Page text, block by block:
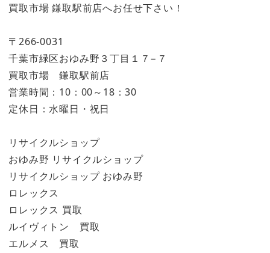
買取市場 鎌取駅前店へお任せ下さい！
〒266-0031
千葉市緑区おゆみ野３丁目１７−７
買取市場 鎌取駅前店
営業時間：10：00～18：30
定休日：水曜日・祝日
リサイクルショップ
おゆみ野 リサイクルショップ
リサイクルショップ おゆみ野
ロレックス
ロレックス 買取
ルイヴィトン 買取
エルメス 買取